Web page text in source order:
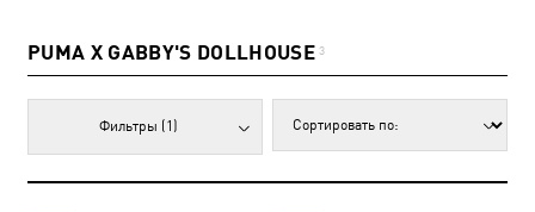
PUMA X GABBY'S DOLLHOUSE 3
Фильтры (1)